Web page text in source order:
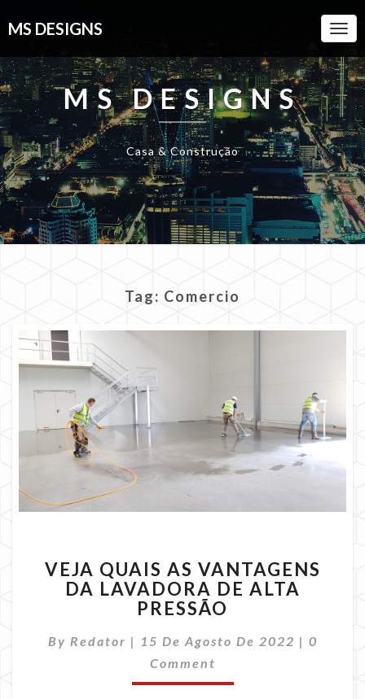
MS DESIGNS
MS DESIGNS
Casa & Construção
Tag: Comercio
QUAIS
AS
VANTAGENS
LAVADORA
DE
VEJA QUAIS AS VANTAGENS
DA LAVADORA DE ALTA
PRESSÃO
By Redator | 15 De Agosto De 2022 | 0
Comment